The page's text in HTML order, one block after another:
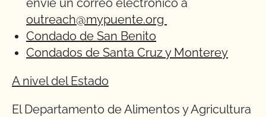
envíe un correo electrónico a
outreach@mypuente.org
Condado de San Benito
Condados de Santa Cruz y Monterey
A nivel del Estado
El Departamento de Alimentos y Agricultura